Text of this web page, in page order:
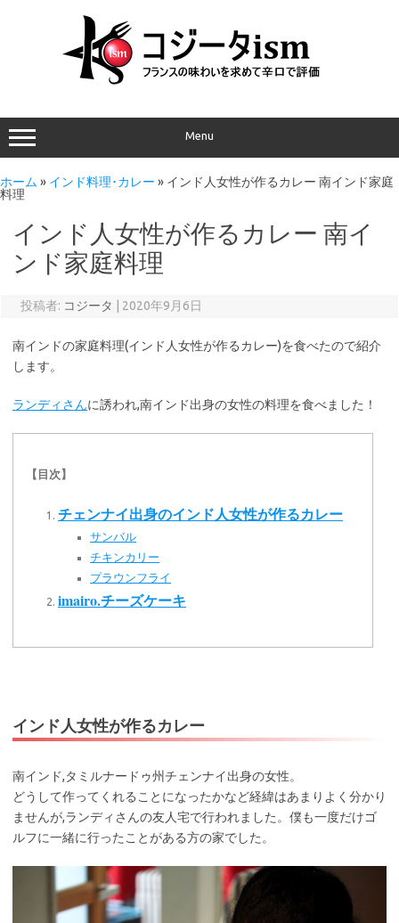
Menu
ホーム » インド料理･カレー » インド人女性が作るカレー 南インド家庭
料理
インド人女性が作るカレー 南イ
ンド家庭料理
投稿者: コジータ 2020年9月6日
南インドの家庭料理(インド人女性が作るカレー)を食べたので紹介
します。
ランディさんに誘われ,南インド出身の女性の料理を食べました！
【目次】
チェンナイ出身のインド人女性が作るカレー
サンバル
チキンカリー
プラウンフライ
imairo.チーズケーキ
インド人女性が作るカレー
南インド,タミルナードゥ州チェンナイ出身の女性。
どうして作ってくれることになったかなど経緯はあまりよく分かり
ませんが,ランディさんの友人宅で行われました。僕も一度だけゴ
ルフに一緒に行ったことがある方の家でした。